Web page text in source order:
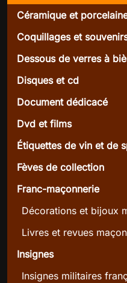
Céramique et
Coquillages et
Dessous de verres à
Disques et cd
Document dédicacé
Dvd et films
Étiquettes de vin et de
Fèves de collection
Franc-maçonnerie
Décorations et bijoux
Livres et revues
Insignes
Insignes militaires